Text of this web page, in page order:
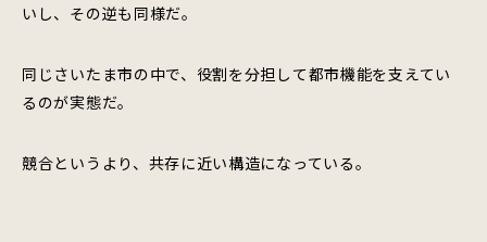
いし、その逆も同様だ。
同じさいたま市の中で、役割を分担して都市機能を支えてい
るのが実態だ。
競合というより、共存に近い構造になっている。